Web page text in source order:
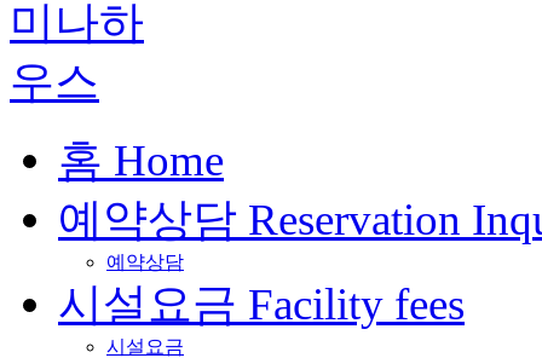
홈 Home
예약상담 Reservation
예약상담
시설요금 Facility fees
시설요금